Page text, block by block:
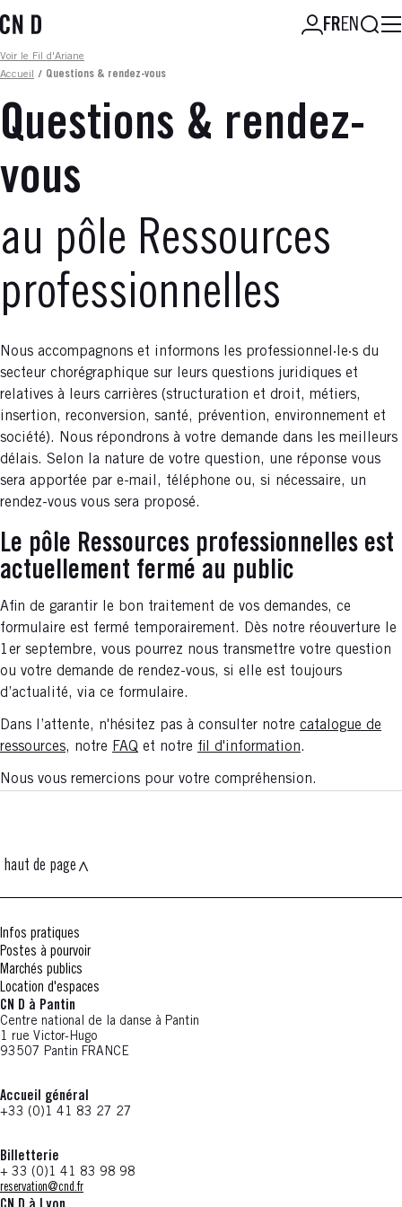
au
principal
FREN
Fil d'ariane
Voir le Fil d'Ariane
Accueil
/ Questions & rendez-vous
Questions & rendez-
vous
au pôle Ressources
professionnelles
Nous accompagnons et informons les professionnel·le·s du
secteur chorégraphique sur leurs questions juridiques et
relatives à leurs carrières (structuration et droit, métiers,
insertion, reconversion, santé, prévention, environnement et
société). Nous répondrons à votre demande dans les meilleurs
délais. Selon la nature de votre question, une réponse vous
sera apportée par e-mail, téléphone ou, si nécessaire, un
rendez-vous vous sera proposé.
Le pôle Ressources professionnelles est
actuellement fermé au public
Afin de garantir le bon traitement de vos demandes, ce
formulaire est fermé temporairement. Dès notre réouverture le
1er septembre, vous pourrez nous transmettre votre question
ou votre demande de rendez-vous, si elle est toujours
d’actualité, via ce formulaire.
Dans l’attente, n'hésitez pas à consulter notre catalogue de
ressources, notre FAQ et notre fil d'information.
Nous vous remercions pour votre compréhension.
haut de page
Infos pratiques
Postes à pourvoir
Marchés publics
Location d'espaces
CN D à Pantin
Centre national de la danse à Pantin
1 rue Victor-Hugo
93507 Pantin FRANCE
Accueil général
+33 (0)1 41 83 27 27
Billetterie
+ 33 (0)1 41 83 98 98
reservation@cnd.fr